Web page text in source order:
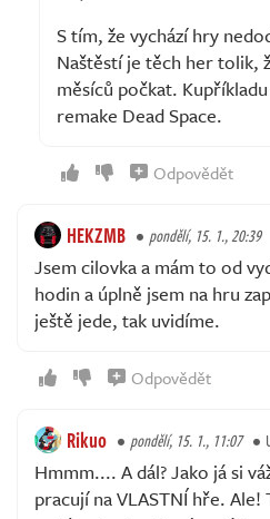
S tím, že vychází hry
Naštěstí je těch her tolik,
měsíců počkat.
remake Dead Space.
Odpovědět
HEKZMB pondělí, 15. 1., 20:39
Jsem cilovka a mám to od
hodin a úplně jsem na hru
ještě jede, tak uvidíme.
Odpovědět
Rikuo pondělí, 15. 1., 11:07
Hmmm.... A dál? Jako já si
pracují na VLASTNÍ hře. Ale!